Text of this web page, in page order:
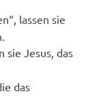
lassen sie
sie Jesus, das
das